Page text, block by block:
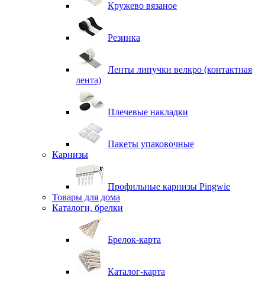
Кружево вязаное
Резинка
Ленты липучки велкро (контактная
лента)
Плечевые накладки
Пакеты упаковочные
Карнизы
Профильные карнизы Pingwie
Товары для дома
Каталоги, брелки
Брелок-карта
Каталог-карта